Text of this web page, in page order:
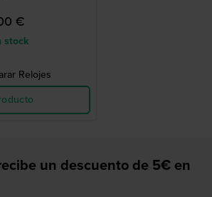
€
stock
Relojes
un descuento de 5€ en